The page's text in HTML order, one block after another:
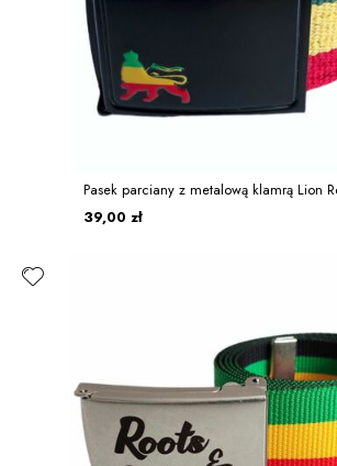
Pasek parciany z metalową klamrą Lion
39,00 zł